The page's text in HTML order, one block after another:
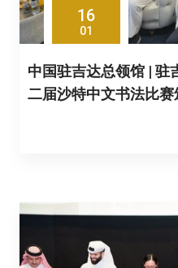
16
01
中国驻吉达总领馆 | 驻
二届沙特中文书法比赛